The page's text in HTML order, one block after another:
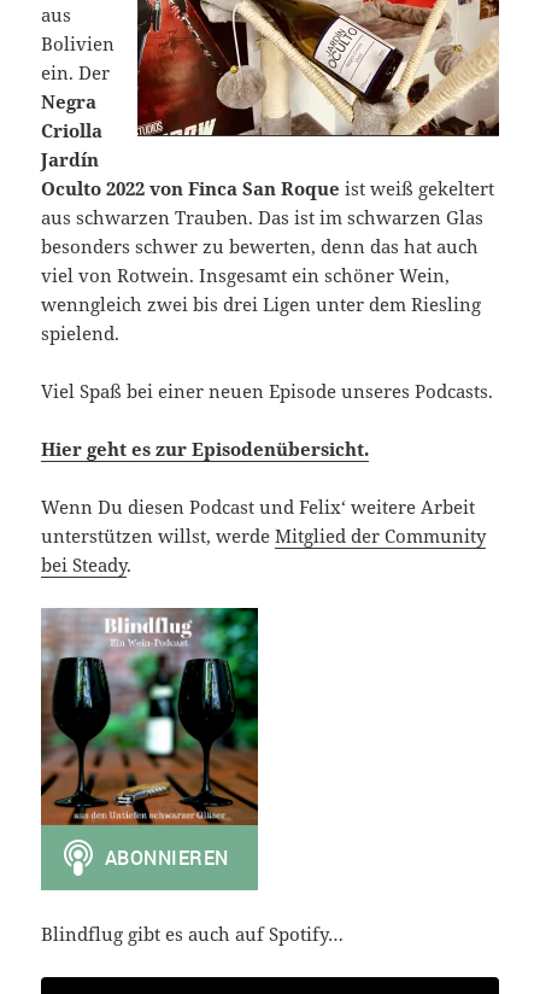
aus
Bolivien
ein. Der
Negra
Criolla
Jardín
Oculto 2022 von Finca San Roque ist weiß gekeltert
aus schwarzen Trauben. Das ist im schwarzen Glas
besonders schwer zu bewerten, denn das hat auch
viel von Rotwein. Insgesamt ein schöner Wein,
wenngleich zwei bis drei Ligen unter dem Riesling
spielend.
Viel Spaß bei einer neuen Episode unseres Podcasts.
Hier geht es zur Episodenübersicht.
Wenn Du diesen Podcast und Felix‘ weitere Arbeit
unterstützen willst, werdeMitglied der Community
bei Steady.
Blindflug gibt es auch auf Spotify…